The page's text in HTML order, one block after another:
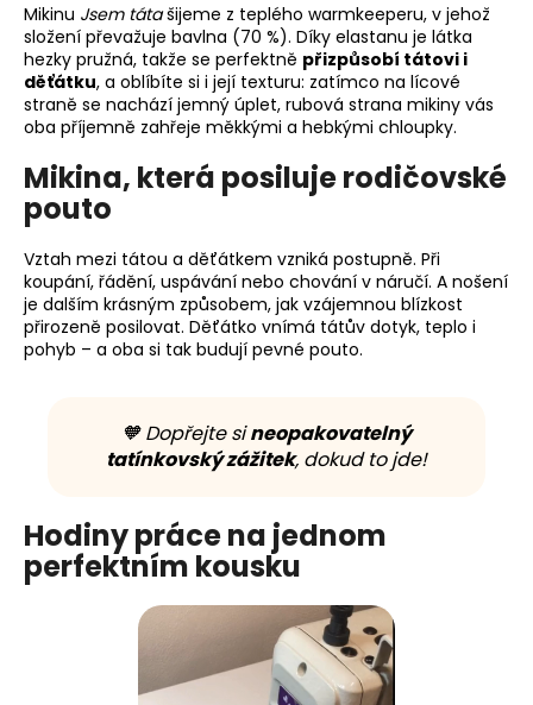
Mikinu Jsem tátašijeme z teplého warmkeeperu, v jehož
složení převažuje bavlna (70 %). Díky elastanu je látka
hezky pružná, takže se perfektně přizpůsobí tátovi i
děťátku, a oblíbíte si i její texturu: zatímco na lícové
straně se nachází jemný úplet, rubová strana mikiny vás
oba příjemně zahřeje měkkými a hebkými chloupky.
Mikina, která posiluje rodičovské
pouto
Vztah mezi tátou a děťátkem vzniká postupně. Při
koupání, řádění, uspávání nebo chování v náručí. A nošení
je dalším krásným způsobem, jak vzájemnou blízkost
přirozeně posilovat. Děťátko vnímá tátův dotyk, teplo i
pohyb – a oba si tak budují pevné pouto.
🧡 Dopřejte sineopakovatelný
tatínkovský zážitek, dokud to jde!
Hodiny práce na jednom
perfektním kousku